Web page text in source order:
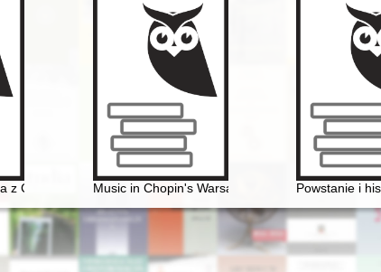
z Chopinem" w Muzeum Niepodległości
Music in Chopin's Warsaw Powstanie i